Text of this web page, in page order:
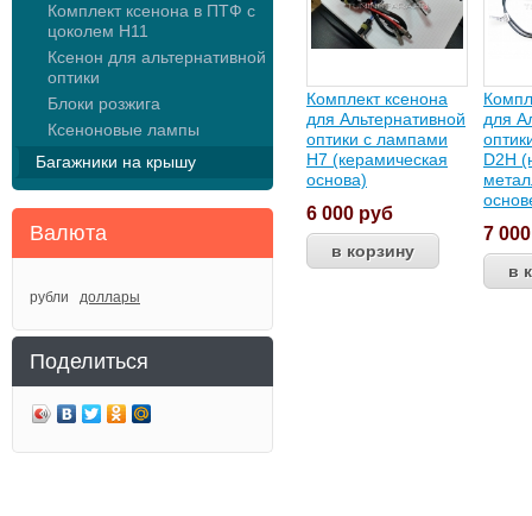
Комплект ксенона в ПТФ с
цоколем Н11
Ксенон для альтернативной
оптики
Блоки розжига
Ксеноновые лампы
Багажники на крышу
Валюта
рубли доллары
Поделиться
Комплект ксенона
для Альтернативной
оптики с лампами
Н7 (керамическая
основа)
6 000 руб
для
D2H
7